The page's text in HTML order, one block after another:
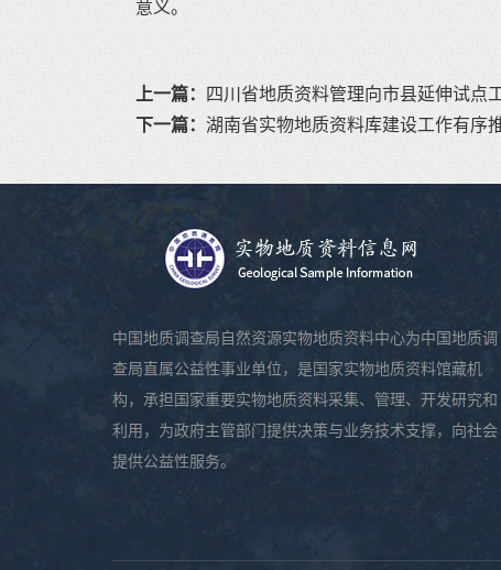
意义。
上一篇： 四川省地质资料管理向市县延伸试点
下一篇：湖南省实物地质资料库建设工作有序
中国地质调查局自然资源实物地质资料中心为中国地质调
查局直属公益性事业单位，是国家实物地质资料馆藏机
构，承担国家重要实物地质资料采集、管理、开发研究和
利用，为政府主管部门提供决策与业务技术支撑，向社会
提供公益性服务。